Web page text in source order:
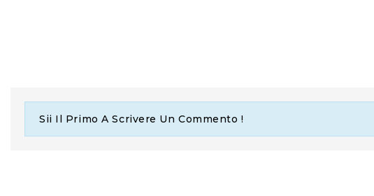
Sii Il Primo A Scrivere Un Commento !